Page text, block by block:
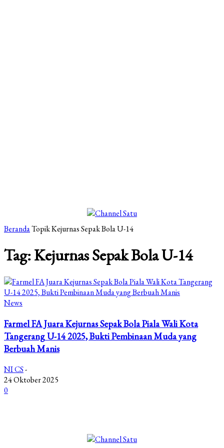
BerandaTopikKejurnas Sepak Bola U-14
Tag: Kejurnas Sepak Bola U-14
News
Farmel FA Juara Kejurnas Sepak Bola Piala Wali Kota
Tangerang U-14 2025, Bukti Pembinaan Muda yang
Berbuah Manis
NI CS-
24 Oktober 2025
0